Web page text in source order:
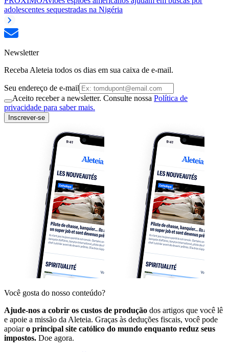
adolescentes sequestradas na Nigéria
Newsletter
Receba Aleteia todos os dias em sua caixa de e-mail.
Seu endereço de e-mail
Aceito receber a newsletter. Consulte nossa Política de
privacidade para saber mais.
Inscrever-se
Você gosta do nosso conteúdo?
Ajude-nos a cobrir os custos de produção dos artigos que você lê
e apoie a missão da Aleteia. Graças às deduções fiscais, você pode
apoiaro principal site católico do mundo enquanto reduz seus
impostos. Doe agora.